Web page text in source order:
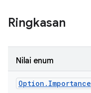
Ringkasan
Nilai enum
Option . Importance